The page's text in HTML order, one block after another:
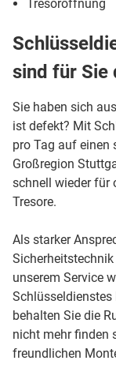
Tresoröffnung
sind für Sie
Sie haben sich
ist defekt? Mit
pro Tag auf einen
Großregion
schnell wieder für
Tresore.
Als starker
unserem Service
Schlüsseldienstes
behalten Sie die
nicht mehr finden
freundlichen